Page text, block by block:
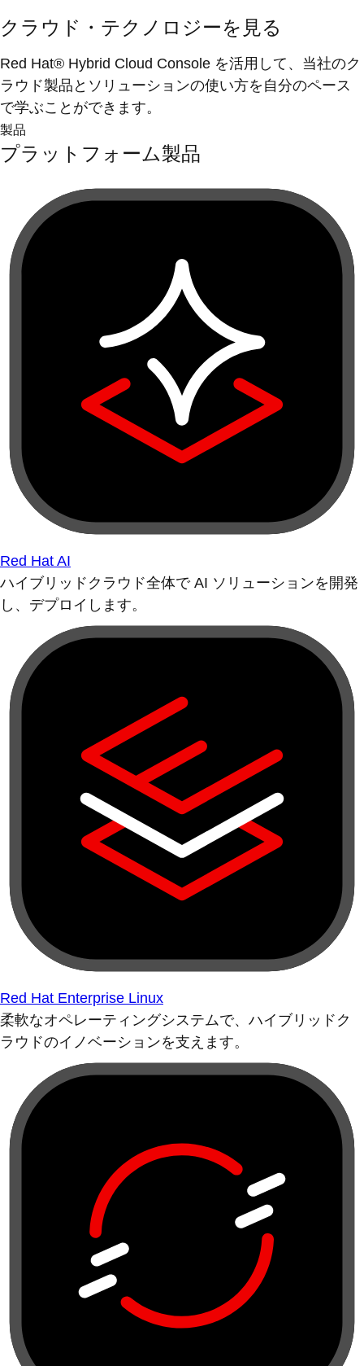
クラウド・テクノロジーを見る
Red Hat® Hybrid Cloud Console を活用して、当社のク
ラウド製品とソリューションの使い方を自分のペース
で学ぶことができます。
製品
プラットフォーム製品
Red Hat AI
ハイブリッドクラウド全体で AI ソリューションを開発
し、デプロイします。
Red Hat Enterprise Linux
柔軟なオペレーティングシステムで、ハイブリッドク
ラウドのイノベーションを支えます。